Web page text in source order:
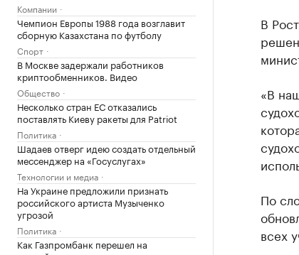
Компании
Чемпион Европы 1988 года возглавит
сборную Казахстана по футболу
Спорт
В Москве задержали работников
криптообменников. Видео
Общество
Несколько стран ЕС отказались
поставлять Киеву ракеты для Patriot
Политика
Шадаев отверг идею создать отдельный
мессенджер на «Госуслугах»
Технологии и медиа
На Украине предложили признать
российского артиста Музыченко
угрозой
Политика
Как Газпромбанк перешел на
В
«В
По
всех